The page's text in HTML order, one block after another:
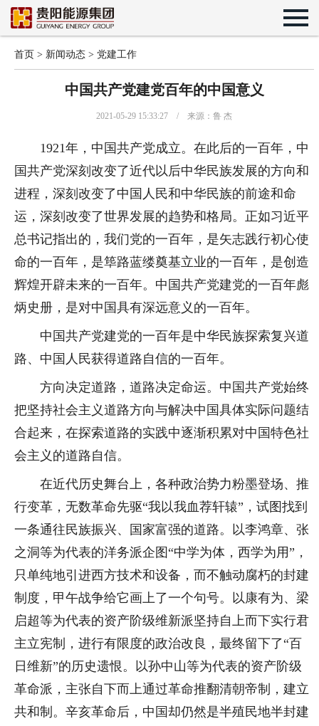
首页 > 新闻动态 > 党建工作
中国共产党建党百年的中国意义
2021-05-29 15:33:27 / 来源：鲁 杰
1921年，中国共产党成立。在此后的一百年，中
国共产党深刻改变了近代以后中华民族发展的方向和
进程，深刻改变了中国人民和中华民族的前途和命
运，深刻改变了世界发展的趋势和格局。正如习近平
总书记指出的，我们党的一百年，是矢志践行初心使
命的一百年，是筚路蓝缕奠基立业的一百年，是创造
辉煌开辟未来的一百年。中国共产党建党的一百年彪
炳史册，是对中国具有深远意义的一百年。
中国共产党建党的一百年是中华民族探索复兴道
路、中国人民获得道路自信的一百年。
方向决定道路，道路决定命运。中国共产党始终
把坚持社会主义道路方向与解决中国具体实际问题结
合起来，在探索道路的实践中逐渐积累对中国特色社
会主义的道路自信。
在近代历史舞台上，各种政治势力粉墨登场、推
行变革，无数革命先驱“我以我血荐轩辕”，试图找到
一条通往民族振兴、国家富强的道路。以李鸿章、张
之洞等为代表的洋务派企图“中学为体，西学为用”，
只单纯地引进西方技术和设备，而不触动腐朽的封建
制度，甲午战争给它画上了一个句号。以康有为、梁
启超等为代表的资产阶级维新派坚持自上而下实行君
主立宪制，进行有限度的政治改良，最终留下了“百
日维新”的历史遗恨。以孙中山等为代表的资产阶级
革命派，主张自下而上通过革命推翻清朝帝制，建立
共和制。辛亥革命后，中国却仍然是半殖民地半封建